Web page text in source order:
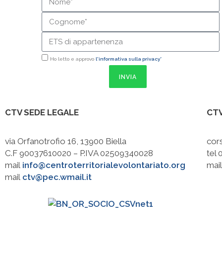
Ho letto e approvo l'informativa sulla privacy*
INVIA
CTV SEDE LEGALE
via Orfanotrofio 16, 13900 Biella
C.F 90037610020 – P.IVA 02509340028
mail info@centroterritorialevolontariato.org
mail ctv@pec.wmail.it
tel
mail